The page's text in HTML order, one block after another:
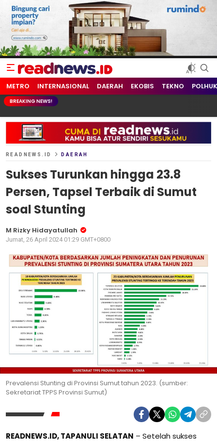
readnews.id
Berita Terkini, Update Terbaru Hari ini dari Indonesia dan Dunia
METRO INTERNASIONAL DAERAH EKOBIS TEKNO
BREAKING NEWS!
READNEWS.ID DAERAH
Sukses Turunkan hingga 23.8
Persen, Tapsel Terbaik di Sumut
soal Stunting
M Rizky Hidayatullah
Jumat, 26 April 2024 01:29 GMT+0800
Prevalensi Stunting di Provinsi Sumut tahun 2023. (sumber:
Sekretariat TPPS Provinsi Sumut)
READNEWS.ID, TAPANULI SELATAN – Setelah sukses